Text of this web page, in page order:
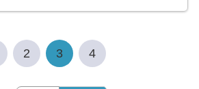
2 3 4